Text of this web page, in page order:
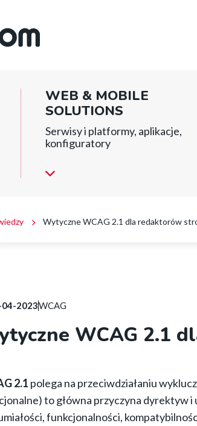
WEB & MOBILE
SOLUTIONS
Serwisy i platformy, aplikacje,
konfiguratory
Wytyczne WCAG 2.1 dla redaktorów
2023WCAG
WCAG 2.1
2.1 polega na przeciwdziałaniu
to główna przyczyna dyrektyw i
funkcjonalności,